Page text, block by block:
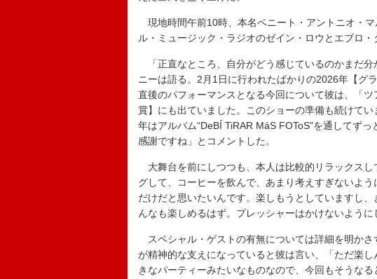
現地時間午前10時、本名ベニート・アントニオ・
ル・ミュージック・ラジオのゼイン・ロウとエブロ・
「正直なところ、自分がどう感じているのかまだ
ニーは語る。2月1日に行われたばかりの2026年【グ
直後のパフォーマンスとなる今回について彼は、「
賞】にも出ていました。このショーの準備も続けて
年はアルバム“DeBÍ TiRAR MáS FOToS”を通してず
感謝ですね」とコメントした。
大舞台を前にしつつも、本人は比較的リラックス
グして、コーヒーを飲んで、あまり考えすぎないよ
だけだと思いたいんです。楽しもうとしていますし
んなも楽しめるはず。プレッシャーはかけないように
スペシャル・ゲストの有無については詳細を明か
が精神的な支えになっていると彼は言い、「ただ楽
きなパーティーみたいなものなので、今回もそうな